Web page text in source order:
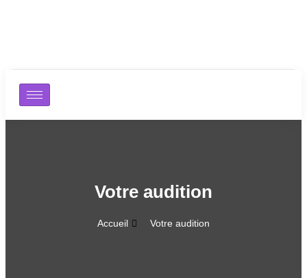
Votre audition
Accueil Votre audition